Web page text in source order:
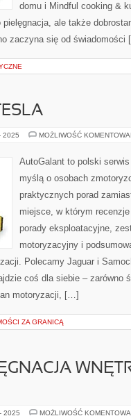
domu i Mindful cooking &
ale także
zaczyna się od
2025 MOŻLIWOŚĆ
AutoGalant to polski
myślą o osobach
praktycznych porad
miejsce, w którym
porady eksploatacyjne,
motoryzacyjny i
Polecamy Jaguar i
coś dla siebie – zarówno
motoryzacji, […]
ZA GRANICĄ
2025 MOŻLIWOŚĆ